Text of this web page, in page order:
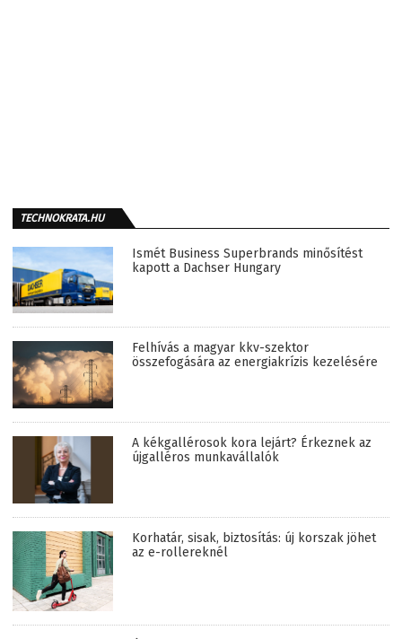
TECHNOKRATA.HU
Ismét Business Superbrands minősítést
kapott a Dachser Hungary
Felhívás a magyar kkv-szektor
összefogására az energiakrízis kezelésére
A kékgallérosok kora lejárt? Érkeznek az
újgalléros munkavállalók
Korhatár, sisak, biztosítás: új korszak jöhet
az e-rollereknél